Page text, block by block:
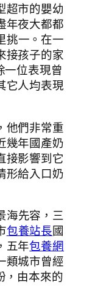
超市的嬰幼
年夜大都都
挑一。在一
接孩子的家
一位表現曾
它人均表現
他們非常重
幾年國產奶
接影響到它
形給入口奶
海先容，三
包養站長國
五年包養網
類城市曾經
，由本來的